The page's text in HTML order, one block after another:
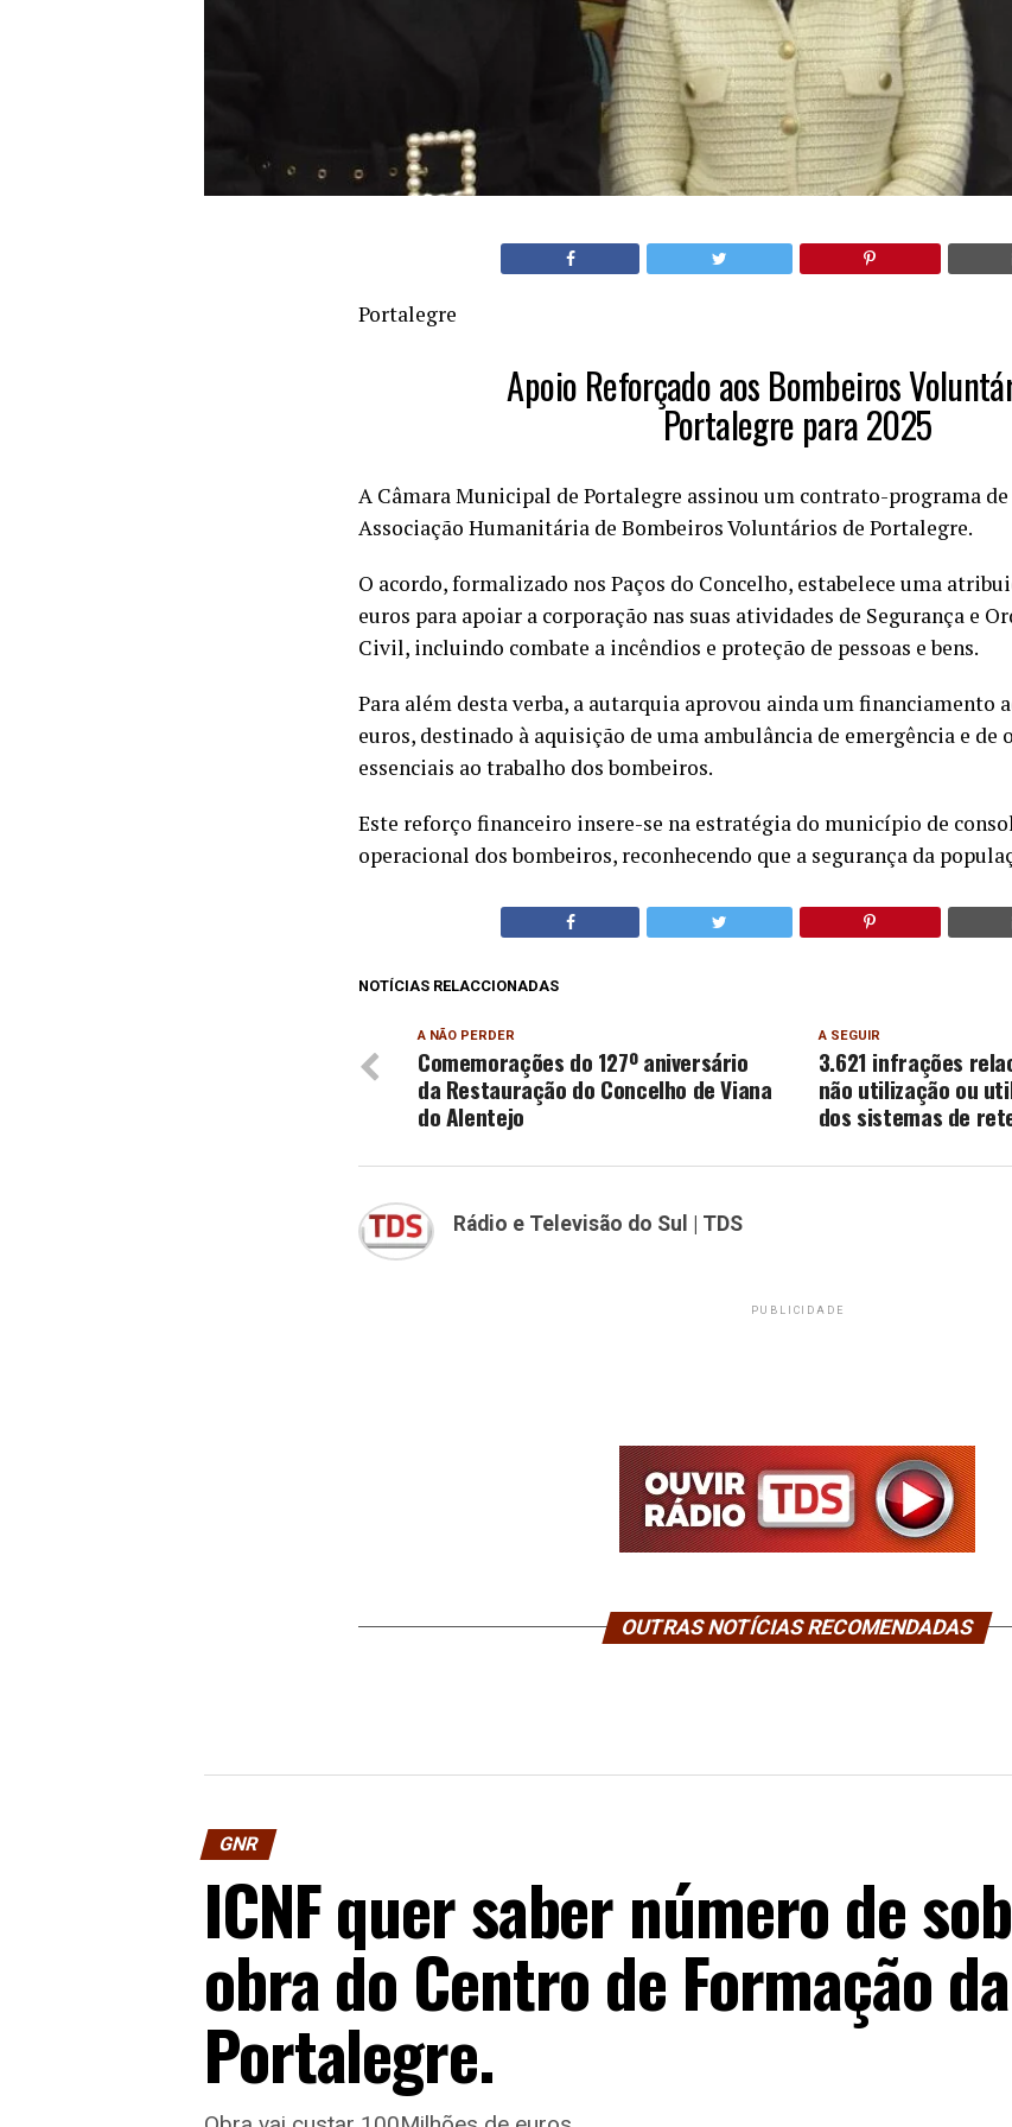
Portalegre
Apoio Reforçado aos Bombeiros
Portalegre para 2025
A Câmara Municipal de Portalegre assinou um contrato-programa
Associação Humanitária de Bombeiros Voluntários de Portalegre.
O acordo, formalizado nos Paços do Concelho, estabelece uma
euros para apoiar a corporação nas suas atividades de Segurança e
Civil, incluindo combate a incêndios e proteção de pessoas e bens.
Para além desta verba, a autarquia aprovou ainda um financiamento
euros, destinado à aquisição de uma ambulância de emergência e de
essenciais ao trabalho dos bombeiros.
Este reforço financeiro insere-se na estratégia do município de
operacional dos bombeiros, reconhecendo que a segurança da
NOTÍCIAS RELACCIONADAS
A SEGUIR
3.621 infrações
não utilização ou
dos sistemas de
A NÃO PERDER
Comemorações do 127º aniversário
da Restauração do Concelho de Viana
do Alentejo
Rádio e Televisão do Sul | TDS
PUBLICIDADE
OUTRAS NOTÍCIAS RECOMENDADAS
GNR
ICNF quer saber número de
obra do Centro de Formação
Portalegre.